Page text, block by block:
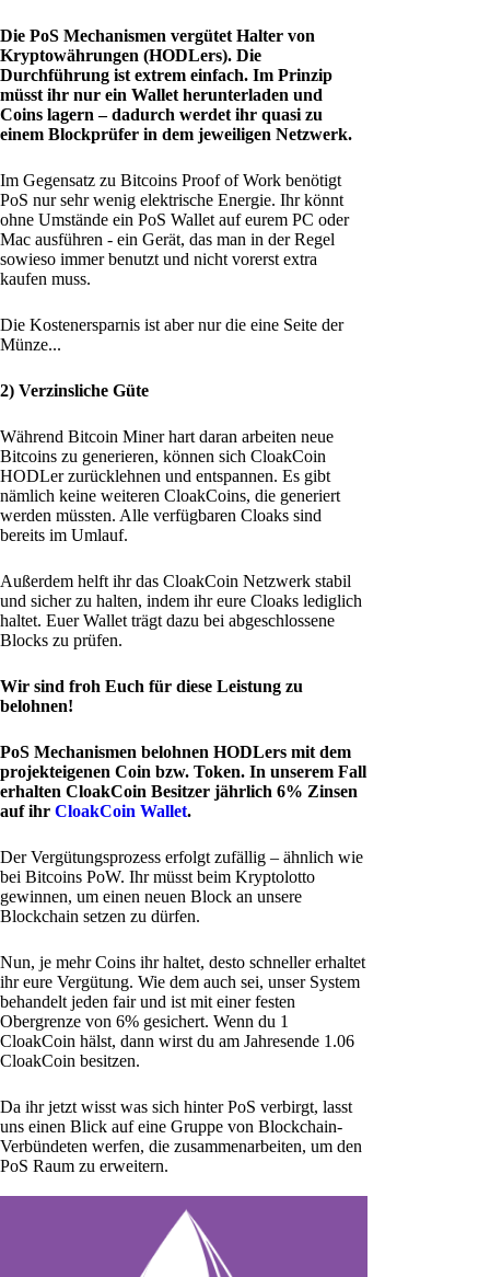
Die PoS Mechanismen vergütet Halter von
Kryptowährungen (HODLers). Die
Durchführung ist extrem einfach. Im Prinzip
müsst ihr nur ein Wallet herunterladen und
Coins lagern – dadurch werdet ihr quasi zu
einem Blockprüfer in dem jeweiligen Netzwerk.
Im Gegensatz zu Bitcoins Proof of Work benötigt
PoS nur sehr wenig elektrische Energie. Ihr könnt
ohne Umstände ein PoS Wallet auf eurem PC oder
Mac ausführen - ein Gerät, das man in der Regel
sowieso immer benutzt und nicht vorerst extra
kaufen muss.
Die Kostenersparnis ist aber nur die eine Seite der
Münze...
2) Verzinsliche Güte
Während Bitcoin Miner hart daran arbeiten neue
Bitcoins zu generieren, können sich CloakCoin
HODLer zurücklehnen und entspannen. Es gibt
nämlich keine weiteren CloakCoins, die generiert
werden müssten. Alle verfügbaren Cloaks sind
bereits im Umlauf.
Außerdem helft ihr das CloakCoin Netzwerk stabil
und sicher zu halten, indem ihr eure Cloaks lediglich
haltet. Euer Wallet trägt dazu bei abgeschlossene
Blocks zu prüfen.
Wir sind froh Euch für diese Leistung zu
belohnen!
PoS Mechanismen belohnen HODLers mit dem
projekteigenen Coin bzw. Token. In unserem Fall
erhalten CloakCoin Besitzer jährlich 6% Zinsen
auf ihr CloakCoin Wallet.
Der Vergütungsprozess erfolgt zufällig – ähnlich wie
bei Bitcoins PoW. Ihr müsst beim Kryptolotto
gewinnen, um einen neuen Block an unsere
Blockchain setzen zu dürfen.
Nun, je mehr Coins ihr haltet, desto schneller erhaltet
ihr eure Vergütung. Wie dem auch sei, unser System
behandelt jeden fair und ist mit einer festen
Obergrenze von 6% gesichert. Wenn du 1
CloakCoin hälst, dann wirst du am Jahresende 1.06
CloakCoin besitzen.
Da ihr jetzt wisst was sich hinter PoS verbirgt, lasst
uns einen Blick auf eine Gruppe von Blockchain-
Verbündeten werfen, die zusammenarbeiten, um den
PoS Raum zu erweitern.